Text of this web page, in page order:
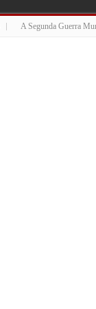
A Segunda Guerra